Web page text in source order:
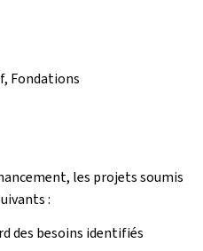
Fondations
les projets soumis
:
des besoins identifiés